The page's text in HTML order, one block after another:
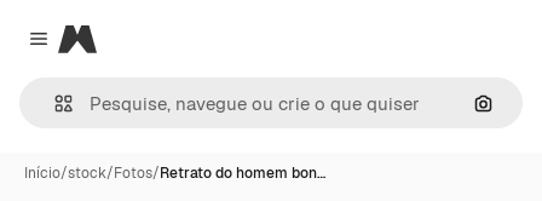
Close menu
Magnific
Início/stock/Fotos/Retrato do homem bon…